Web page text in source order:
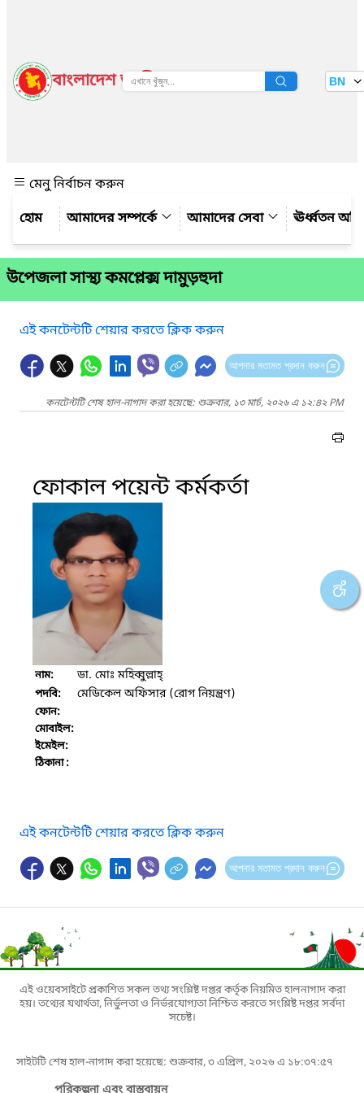
বাংলাদেশ জাতীয় তথ্য বাতায়ন BN
মেনু নির্বাচন করুন
আমাদের সম্পর্কে
আমাদের সেবা ঊর্ধ্বতন
উপেজলা সাস্থ্য কমপ্লেক্স দামুড়হুদা
এই কনটেন্টটি শেয়ার করতে ক্লিক করুন
আপনার মতামত প্রদান করুন
কনটেন্টটি শেষ হাল-নাগাদ করা হয়েছে: শুক্রবার, ১৩ মার্চ, ২০২৬ এ ১২:৪২ PM
ফোকাল পয়েন্ট কর্মকর্তা
নাম: ডা. মোঃ মহিব্বুল্লাহ্‌
পদবি: মেডিকেল অফিসার (রোগ নিয়ন্ত্রণ)
ফোন:
মোবাইল:
ইমেইল:
ঠিকানা :
এই কনটেন্টটি শেয়ার করতে ক্লিক করুন
আপনার মতামত প্রদান করুন
এই ওয়েবসাইটে প্রকাশিত সকল তথ্য সংশ্লিষ্ট দপ্তর কর্তৃক নিয়মিত হালনাগাদ করা
হয়। তথ্যের যথার্থতা, নির্ভুলতা ও নির্ভরযোগ্যতা নিশ্চিত করতে সংশ্লিষ্ট দপ্তর সর্বদা
সচেষ্ট।
সাইটটি শেষ হাল-নাগাদ করা হয়েছে: শুক্রবার, ৩ এপ্রিল, ২০২৬ এ ১৮:৩৭:৫৭